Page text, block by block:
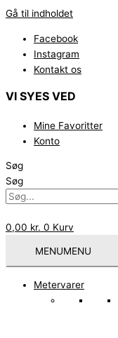
Gå til indholdet
Facebook
Instagram
Kontakt os
VI SYES VED
Mine Favoritter
Konto
Søg
Søg
0,00 kr. 0 Kurv
MENUMENU
Metervarer